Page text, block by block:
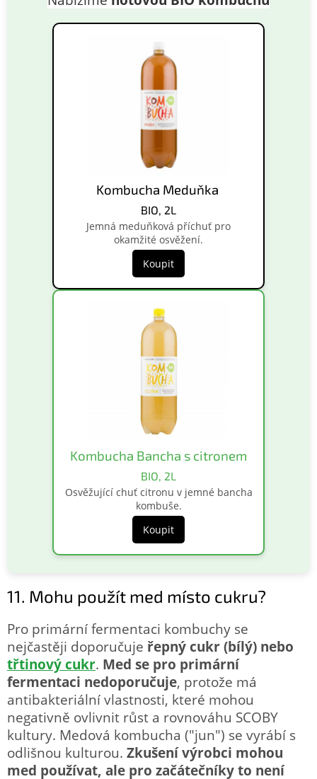
Kombucha Meduňka
BIO, 2L
Jemná meduňková příchuť pro
okamžité osvěžení.
Koupit
Kombucha Bancha s citronem
BIO, 2L
Osvěžující chuť citronu v jemné bancha
kombuše.
Koupit
11. Mohu použít med místo cukru?
Pro primární fermentaci kombuchy se
nejčastěji doporučuje řepný cukr (bílý) nebo
třtinový cukr. Med se pro primární
fermentaci nedoporučuje, protože má
antibakteriální vlastnosti, které mohou
negativně ovlivnit růst a rovnováhu SCOBY
kultury. Medová kombucha ("jun") se vyrábí s
odlišnou kulturou. Zkušení výrobci mohou
med používat, ale pro začátečníky to není